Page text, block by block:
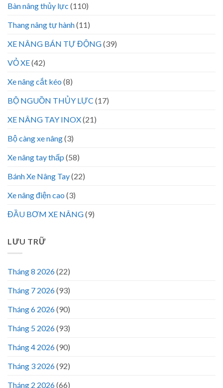
Bàn nâng thủy lực (110)
Thang nâng tự hành(11)
XE NÂNG BÁN TỰ ĐỘNG(39)
VỎ XE(42)
Xe nâng cắt kéo (8)
BỘ NGUỒN THỦY LỰC (17)
XE NÂNG TAY INOX(21)
Bộ càng xe nâng(3)
Xe nâng tay thấp (58)
Bánh Xe Nâng Tay(22)
Xe nâng điện cao (3)
ĐẦU BƠM XE NÂNG(9)
LƯU TRỮ
Tháng 8 2026(22)
Tháng 7 2026(93)
Tháng 6 2026(90)
Tháng 5 2026(93)
Tháng 4 2026(90)
Tháng 3 2026(92)
Tháng 2 2026(66)